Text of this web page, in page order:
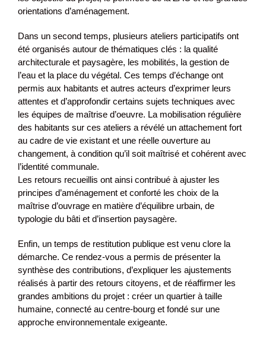
orientations d’aménagement.
Dans un second temps, plusieurs ateliers participatifs ont
été organisés autour de thématiques clés : la qualité
architecturale et paysagère, les mobilités, la gestion de
l’eau et la place du végétal. Ces temps d’échange ont
permis aux habitants et autres acteurs d’exprimer leurs
attentes et d’approfondir certains sujets techniques avec
les équipes de maîtrise d’oeuvre. La mobilisation régulière
des habitants sur ces ateliers a révélé un attachement fort
au cadre de vie existant et une réelle ouverture au
changement, à condition qu’il soit maîtrisé et cohérent avec
l’identité communale.
Les retours recueillis ont ainsi contribué à ajuster les
principes d’aménagement et conforté les choix de la
maîtrise d’ouvrage en matière d’équilibre urbain, de
typologie du bâti et d’insertion paysagère.
Enfin, un temps de restitution publique est venu clore la
démarche. Ce rendez-vous a permis de présenter la
synthèse des contributions, d’expliquer les ajustements
réalisés à partir des retours citoyens, et de réaffirmer les
grandes ambitions du projet : créer un quartier à taille
humaine, connecté au centre-bourg et fondé sur une
approche environnementale exigeante.